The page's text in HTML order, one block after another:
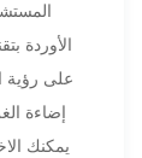
الأوردة
على رؤية
إضاءة
يمكنك